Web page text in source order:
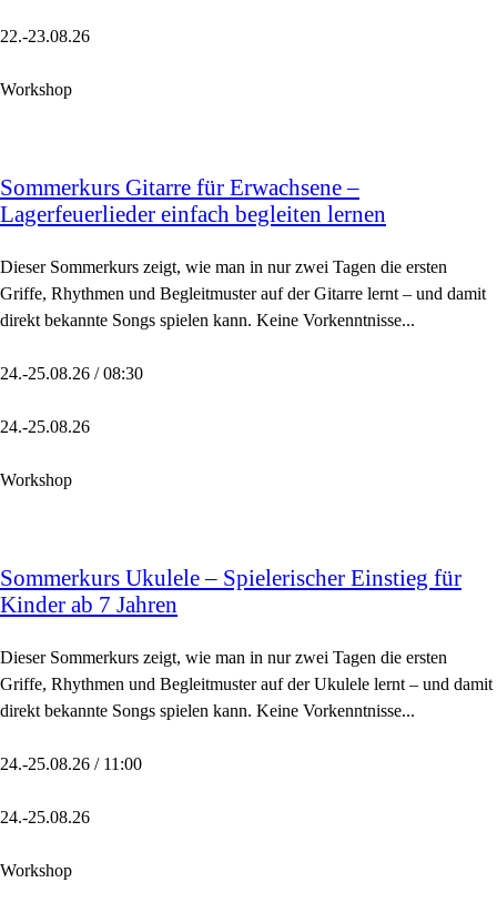
22.-23.08.26
Workshop
Sommerkurs Gitarre für Erwachsene –
Lagerfeuerlieder einfach begleiten lernen
Dieser Sommerkurs zeigt, wie man in nur zwei Tagen die ersten
Griffe, Rhythmen und Begleitmuster auf der Gitarre lernt – und damit
direkt bekannte Songs spielen kann. Keine Vorkenntnisse...
24.-25.08.26 / 08:30
24.-25.08.26
Workshop
Sommerkurs Ukulele – Spielerischer Einstieg für
Kinder ab 7 Jahren
Dieser Sommerkurs zeigt, wie man in nur zwei Tagen die ersten
Griffe, Rhythmen und Begleitmuster auf der Ukulele lernt – und damit
direkt bekannte Songs spielen kann. Keine Vorkenntnisse...
24.-25.08.26 / 11:00
24.-25.08.26
Workshop